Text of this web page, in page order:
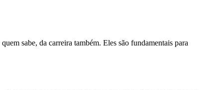
sabe, da carreira também. Eles são fundamentais para